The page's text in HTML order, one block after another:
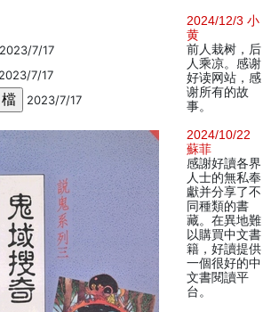
2023/7/17
2023/7/17
2023/7/17
2024/12/3 小
黄
前人栽树，后
人乘凉。感谢
好读网站，感
谢所有的故
事。
2024/10/22
蘇菲
感謝好讀各界
人士的無私奉
獻并分享了不
同種類的書
藏。在異地難
以購買中文書
籍，好讀提供
一個很好的中
文書閱讀平
台。